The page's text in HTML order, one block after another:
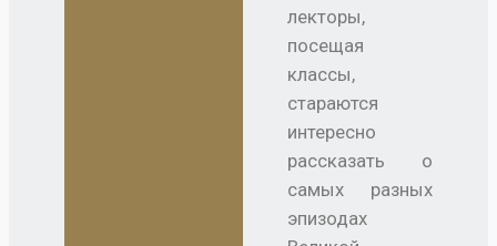
лекторы,
посещая
классы,
стараются
интересно
рассказать о
самых разных
эпизодах